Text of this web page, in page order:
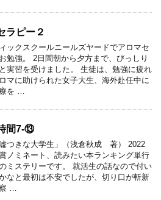
ラピー２
ックスクールニールズヤードでアロマセ
勉強。 2日間朝から夕方まで、びっしり
実習を受けました。 生徒は、勉強に疲れ
マに助けられた女子大生、海外赴任中に
を …
間7-⑬
嘘つきな大学生」（浅倉秋成 著） 2022
ノミネート、読みたい本ランキング単行
ミステリーです。 就活生の話なので付い
なと最初は不安でしたが、切り口が斬新
…